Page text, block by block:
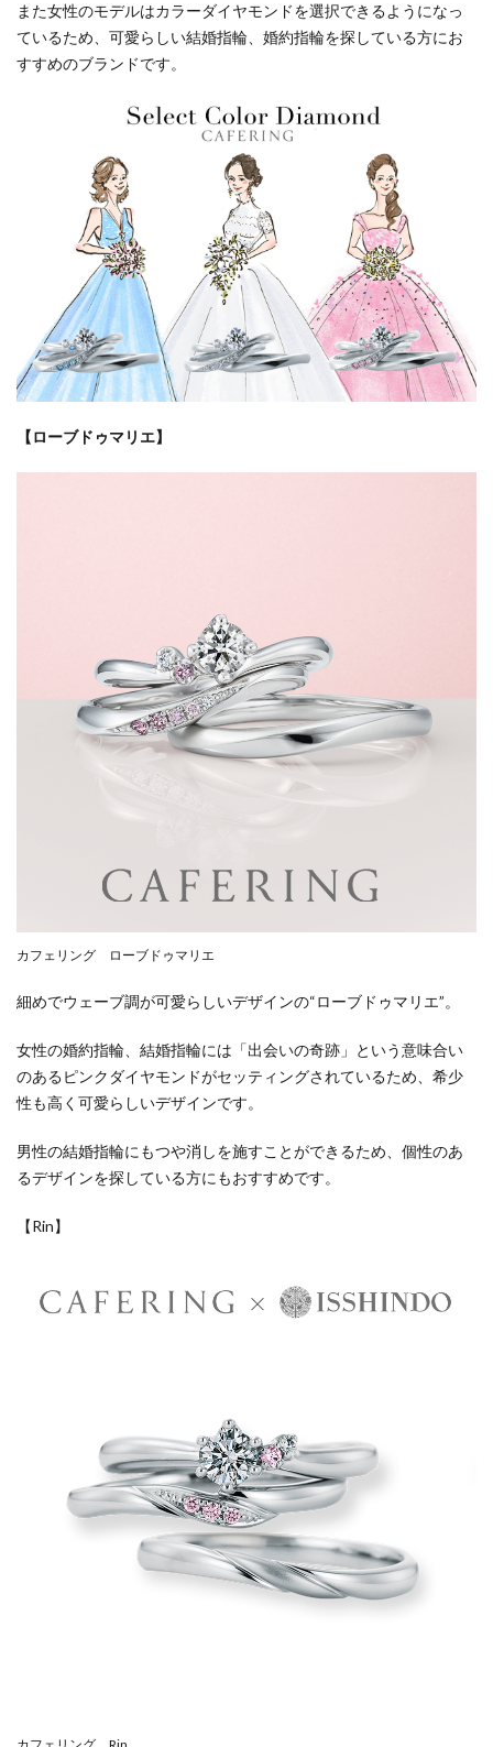
また女性のモデルはカラーダイヤモンドを選択できるようになっ
ているため、可愛らしい結婚指輪、婚約指輪を探している方にお
すすめのブランドです。
【ローブドゥマリエ】
カフェリング ローブドゥマリエ
細めでウェーブ調が可愛らしいデザインの“ローブドゥマリエ”。
女性の婚約指輪、結婚指輪には「出会いの奇跡」という意味合い
のあるピンクダイヤモンドがセッティングされているため、希少
性も高く可愛らしいデザインです。
男性の結婚指輪にもつや消しを施すことができるため、個性のあ
るデザインを探している方にもおすすめです。
【Rin】